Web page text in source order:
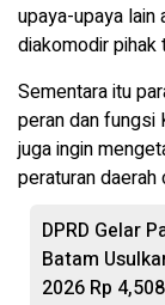
upaya-upaya lain
diakomodir pihak
Sementara itu
peran dan fungsi
juga ingin
peraturan daerah
DPRD Gelar
Batam
2026 Rp